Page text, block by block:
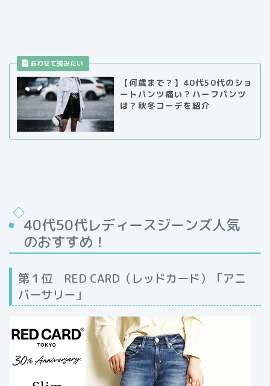
【何歳まで？】40代50代のショ
ートパンツ痛い？ハーフパンツ
は？秋冬コーデを紹介
40代50代レディースジーンズ人気
のおすすめ！
第１位 RED CARD（レッドカード）「アニ
バーサリー」